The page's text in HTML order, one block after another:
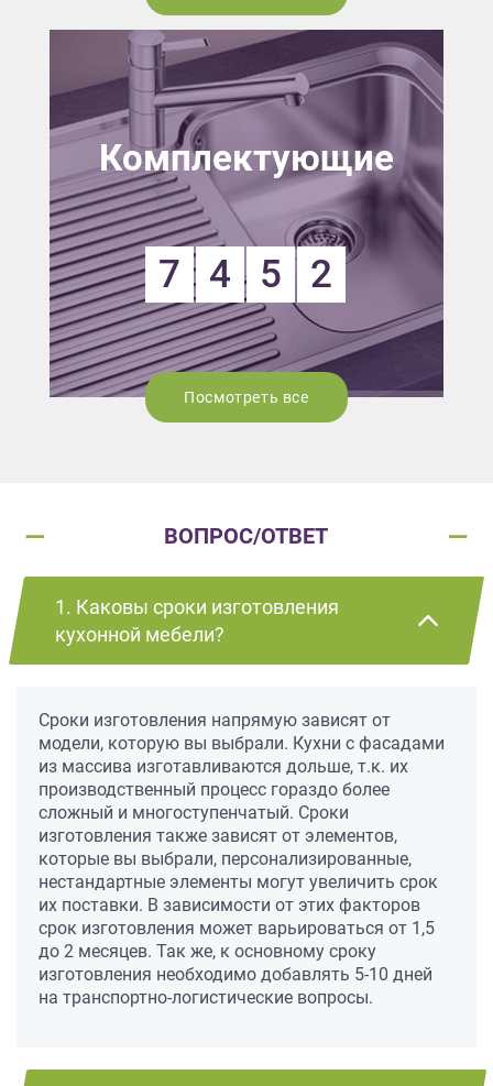
Комплектующие
7 4 5 2
Посмотреть все
ВОПРОС/ОТВЕТ
1. Каковы сроки изготовления
кухонной мебели?
Сроки изготовления напрямую зависят от
модели, которую вы выбрали. Кухни с фасадами
из массива изготавливаются дольше, т.к. их
производственный процесс гораздо более
сложный и многоступенчатый. Сроки
изготовления также зависят от элементов,
которые вы выбрали, персонализированные,
нестандартные элементы могут увеличить срок
их поставки. В зависимости от этих факторов
срок изготовления может варьироваться от 1,5
до 2 месяцев. Так же, к основному сроку
изготовления необходимо добавлять 5-10 дней
на транспортно-логистические вопросы.